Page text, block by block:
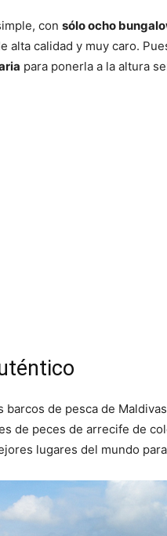
con sólo ocho
alta calidad y muy caro.
para ponerla a la altura
de pesca de
de peces de arrecife de
lugares del mundo